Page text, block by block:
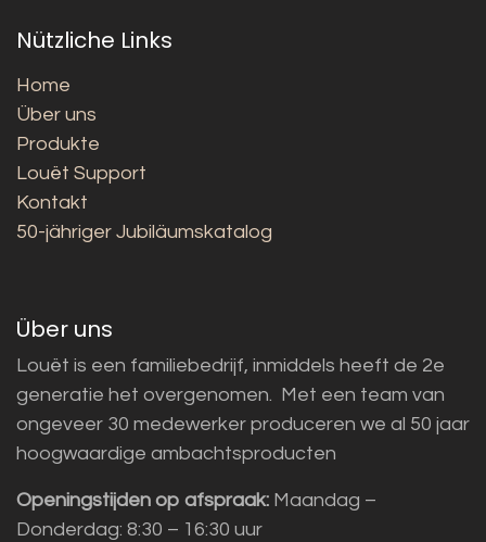
Nützliche Links
Home
Über uns
Produkte
Louët Support
Kontakt
50-jähriger Jubiläumskatalog
Über uns
Louët is een familiebedrijf, inmiddels heeft de 2e
generatie het overgenomen. Met een team van
ongeveer 30 medewerker produceren we al 50 jaar
hoogwaardige ambachtsproducten
Openingstijden op afspraak: Maandag –
Donderdag: 8:30 – 16:30 uur